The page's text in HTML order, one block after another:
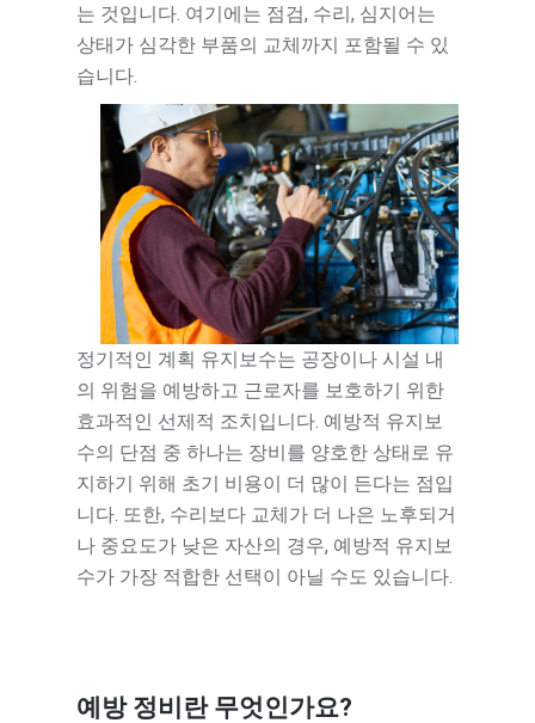
는 것입니다. 여기에는 점검, 수리, 심지어는
상태가 심각한 부품의 교체까지 포함될 수 있
습니다.
정기적인 계획 유지보수는 공장이나 시설 내
의 위험을 예방하고 근로자를 보호하기 위한
효과적인 선제적 조치입니다. 예방적 유지보
수의 단점 중 하나는 장비를 양호한 상태로 유
지하기 위해 초기 비용이 더 많이 든다는 점입
니다. 또한, 수리보다 교체가 더 나은 노후되거
나 중요도가 낮은 자산의 경우, 예방적 유지보
수가 가장 적합한 선택이 아닐 수도 있습니다.
예방 정비란 무엇인가요?